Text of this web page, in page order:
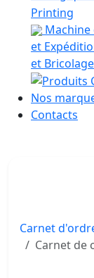
Printing
et
et Bricolage
Nos
Contacts
Carnet
Carnet de